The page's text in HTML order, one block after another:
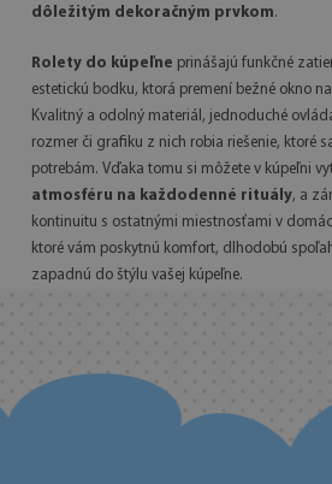
dôležitým dekoračným prvkom.
Rolety do kúpeľne prinášajú funkčné
estetickú bodku, ktorá premení bežné okno
Kvalitný a odolný materiál, jednoduché
rozmer či grafiku z nich robia riešenie, ktoré
potrebám. Vďaka tomu si môžete v kúpeľni
atmosféru na každodenné rituály, a
kontinuitu s ostatnými miestnosťami v
ktoré vám poskytnú komfort, dlhodobú
zapadnú do štýlu vašej kúpeľne.